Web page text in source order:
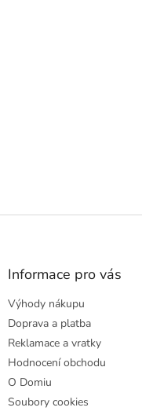
Z
Informace pro vás
Výhody nákupu
Doprava a platba
Reklamace a vratky
Hodnocení obchodu
O Domiu
Soubory cookies